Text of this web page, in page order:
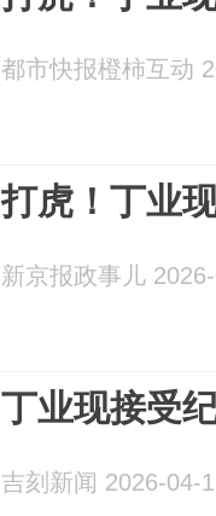
都市快报橙柿互动
打虎！丁业
新京报政事儿
丁业现接受
吉刻新闻 2026-04-